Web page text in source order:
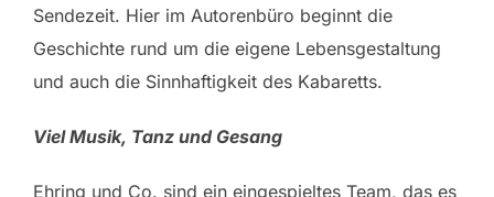
Sendezeit. Hier im Autorenbüro beginnt die
Geschichte rund um die eigene Lebensgestaltung
und auch die Sinnhaftigkeit des Kabaretts.
Viel Musik, Tanz und Gesang
Ehring und Co. sind ein eingespieltes Team, das es